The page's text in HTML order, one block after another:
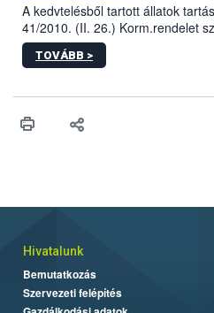
A kedvtelésből tartott állatok
41/2010. (II. 26.) Korm.rendelet
sérülés, illetve ennek veszélye
hatósági feladatokat, valamint a
vonni az ebek viselkedésének
TOVÁBB >
Hivatalunk
Bemutatkozás
Szervezeti felépítés